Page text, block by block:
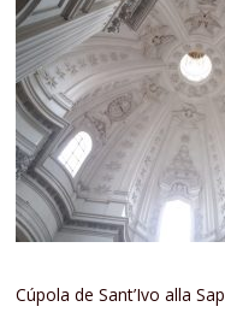
Cúpola de Sant’Ivo alla